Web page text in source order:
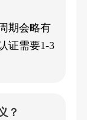
期会略有
证需要1-3
？